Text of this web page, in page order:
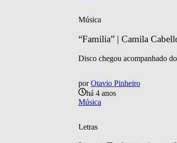
Música
“Familia” | Camila
Disco chegou acompanhado
por Otavio Pinheiro
há 4 anos
Música
Letras